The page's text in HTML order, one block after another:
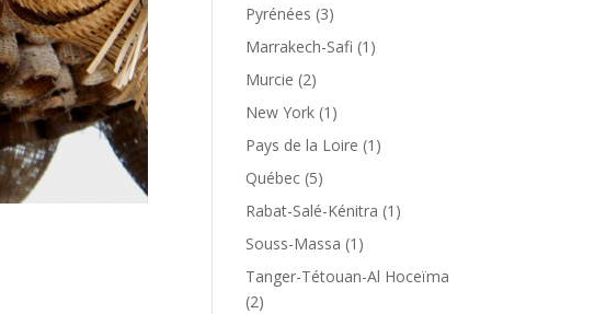
Pyrénées (3)
Marrakech-Safi (1)
Murcie (2)
New York (1)
Pays de la Loire (1)
Québec (5)
Rabat-Salé-Kénitra (1)
Souss-Massa (1)
Tanger-Tétouan-Al Hoceïma
(2)